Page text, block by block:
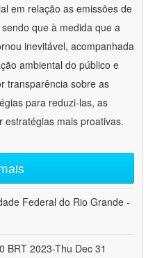
em relação as emissões de
que à medida que a
inevitável, acompanhada
ambiental do público e
transparência sobre as
para reduzi-las, as
mais proativas.
Federal do Rio Grande -
BRT 2023-Thu Dec 31